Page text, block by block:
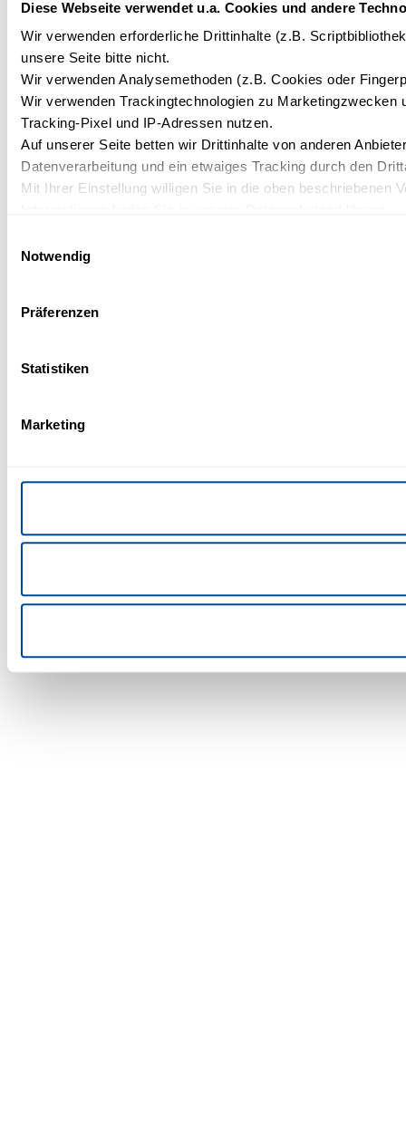
Diese Webseite verwendet u.a. Cookies und andere
Wir verwenden erforderliche Drittinhalte (z.B.
unsere Seite bitte nicht.
Wir verwenden Analysemethoden (z.B. Cookies oder
Wir verwenden Trackingtechnologien zu
Tracking-Pixel und IP-Adressen nutzen.
Auf unserer Seite betten wir Drittinhalte von anderen
Datenverarbeitung und ein etwaiges Tracking durch den
Mit Ihrer Einstellung willigen Sie in die oben beschriebenen
Notwendig
Präferenzen
Statistiken
Marketing